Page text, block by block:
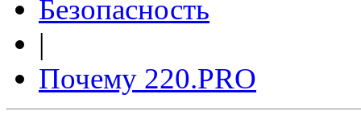
Безопасность
|
Почему 220.PRO